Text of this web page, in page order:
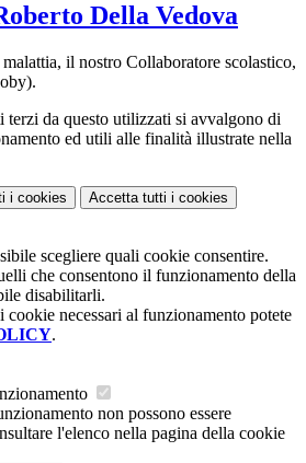
Della Vedova
il nostro Collaboratore scolastico,
terzi da questo utilizzati si avvalgono di
ed utili alle finalità illustrate nella
i cookies Accetta tutti i cookies
scegliere quali cookie consentire.
che consentono il funzionamento della
disabilitarli.
cookie necessari al funzionamento potete
.
non possono essere
l'elenco nella pagina della cookie